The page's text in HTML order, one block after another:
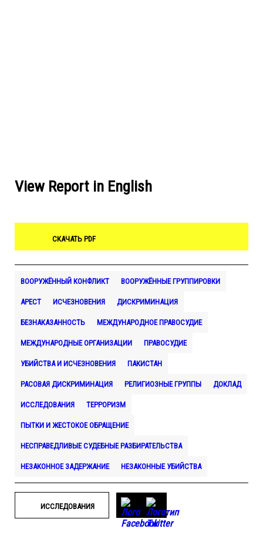
View Report in English
СКАЧАТЬ PDF
ВООРУЖЁННЫЙ КОНФЛИКТ ВООРУЖЁННЫЕ ГРУППИРОВКИ
АРЕСТ ИСЧЕЗНОВЕНИЯ ДИСКРИМИНАЦИЯ
БЕЗНАКАЗАННОСТЬ МЕЖДУНАРОДНОЕ ПРАВОСУДИЕ
МЕЖДУНАРОДНЫЕ ОРГАНИЗАЦИИ ПРАВОСУДИЕ
УБИЙСТВА И ИСЧЕЗНОВЕНИЯ ПАКИСТАН
РАСОВАЯ ДИСКРИМИНАЦИЯ РЕЛИГИОЗНЫЕ ГРУППЫ ДОКЛАД
ИССЛЕДОВАНИЯ ТЕРРОРИЗМ
ПЫТКИ И ЖЕСТОКОЕ ОБРАЩЕНИЕ
НЕСПРАВЕДЛИВЫЕ СУДЕБНЫЕ РАЗБИРАТЕЛЬСТВА
НЕЗАКОННОЕ ЗАДЕРЖАНИЕ НЕЗАКОННЫЕ УБИЙСТВА
ИССЛЕДОВАНИЯ